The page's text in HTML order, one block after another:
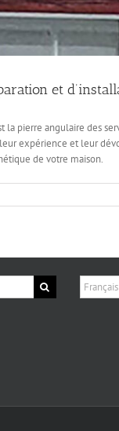
et
la pierre angulaire des
expérience et leur
de votre maison.
Choisir
une